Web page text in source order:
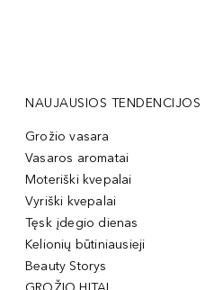
NAUJAUSIOS TENDENCIJOS
Grožio vasara
Vasaros aromatai
Moteriški kvepalai
Vyriški kvepalai
Tęsk įdegio dienas
Kelionių būtiniausieji
Beauty Storys